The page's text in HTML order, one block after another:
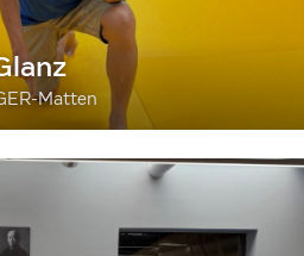
Matten